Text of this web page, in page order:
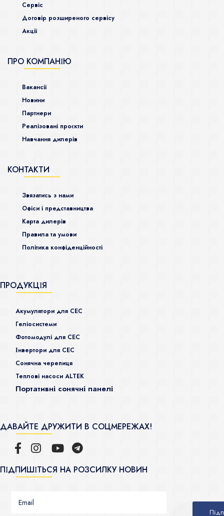
Сервіс
Договір розширеного сервісу
Акції
ПРО КОМПАНІЮ
Ваканcії
Новини
Партнери
Реалізовані проєкти
Навчання дилерів
КОНТАКТИ
Звязатись з нами
Офіси і представництва
Карта дилерів
Правила та умови
Політика конфіденційності
ПРОДУКЦІЯ
Акумулятори для СЕС
Гeліосистеми
Фотомодулі для СЕС
Інвертори для СЕС
Сонячна черепиця
Теплові насоси ALTEK
Портативні сонячні панелі
ДАВАЙТЕ ДРУЖИТИ В СОЦМЕРЕЖАХ!
ПІДПИШІТЬСЯ НА РОЗСИЛКУ НОВИН